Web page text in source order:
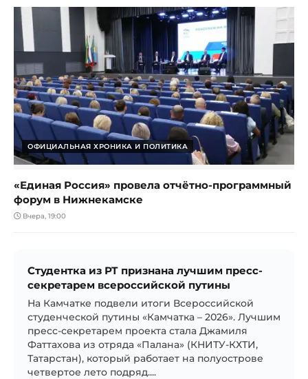
ОФИЦИАЛЬНАЯ ХРОНИКА И ПОЛИТИКА
«Единая Россия» провела отчётно-программный
форум в Нижнекамске
Вчера, 19:00
Студентка из РТ признана лучшим пресс-
секретарем всероссийской путины
На Камчатке подвели итоги Всероссийской
студенческой путины «Камчатка – 2026». Лучшим
пресс-секретарем проекта стала Джамиля
Фаттахова из отряда «Палана» (КНИТУ-КХТИ,
Татарстан), который работает на полуострове
четвертое лето подряд....